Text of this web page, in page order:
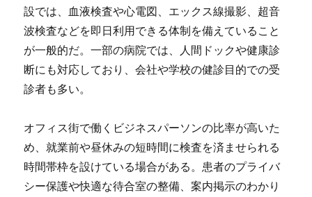
設では、血液検査や心電図、エックス線撮影、超音
波検査などを即日利用できる体制を備えていること
が一般的だ。一部の病院では、人間ドックや健康診
断にも対応しており、会社や学校の健診目的での受
診者も多い。
オフィス街で働くビジネスパーソンの比率が高いた
め、就業前や昼休みの短時間に検査を済ませられる
時間帯枠を設けている場合がある。患者のプライバ
シー保護や快適な待合室の整備、案内掲示のわかり